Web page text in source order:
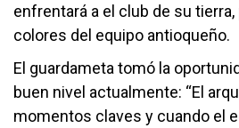
enfrentará a el club de su
colores del equipo antioqueño.
El guardameta tomó la
buen nivel actualmente: “El
momentos claves y cuando el